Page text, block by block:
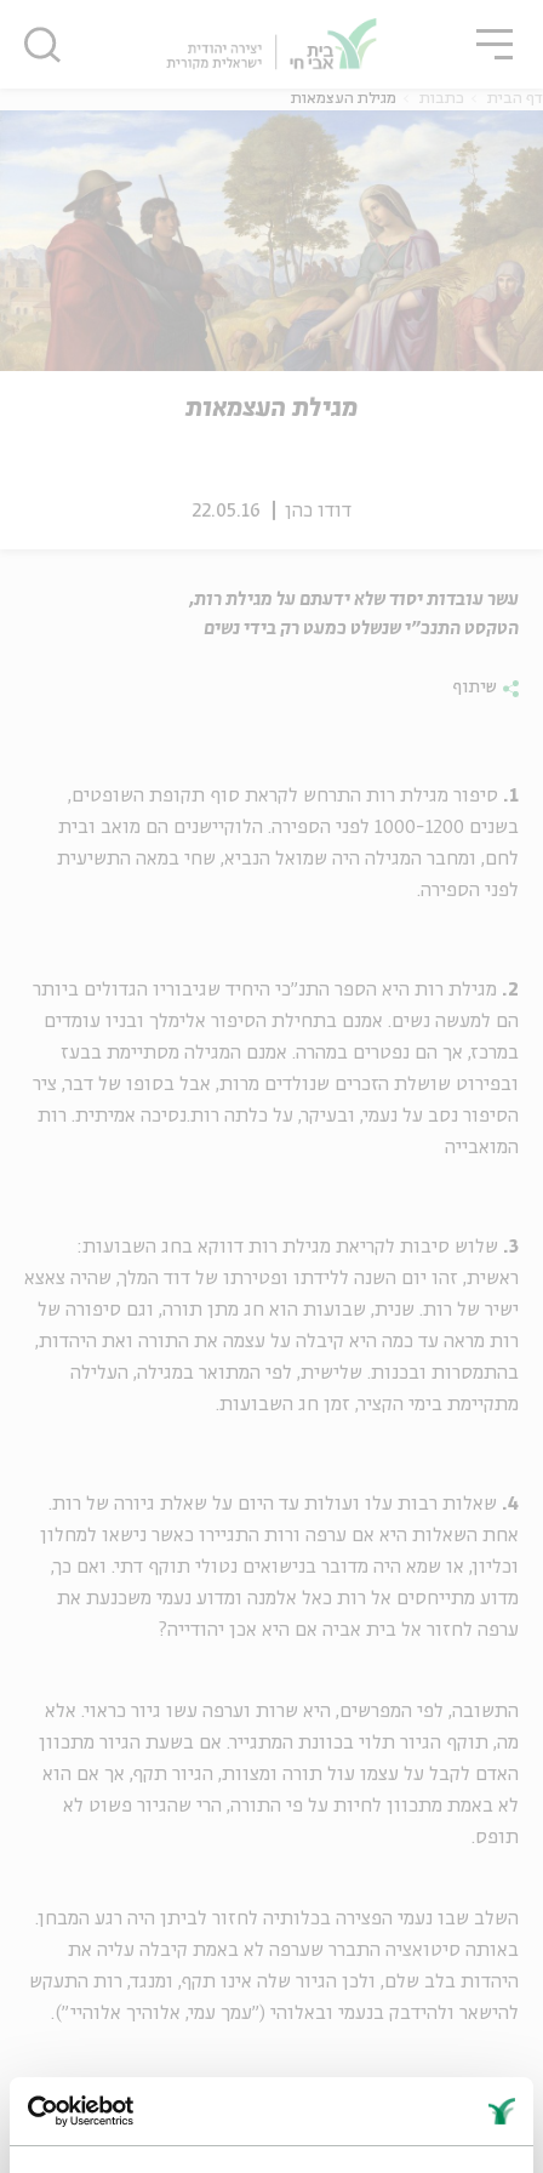
אנגלית
אנגלית
דף הבית כתבות מגילת העצמאות
מגילת העצמאות
דודו כהן 22.05.16
עשר עובדות יסוד שלא ידעתם על מגילת רות,
הטקסט התנכ"י שנשלט כמעט רק בידי נשים
שיתוף
1.
סיפור מגילת רות התרחש לקראת סוף תקופת השופטים,
בשנים 1000-1200 לפני הספירה. הלוקיישנים הם מואב ובית
לחם, ומחבר המגילה היה שמואל הנביא, שחי במאה התשיעית
לפני הספירה.
2.
מגילת רות היא הספר התנ"כי היחיד שגיבוריו הגדולים ביותר
הם למעשה נשים. אמנם בתחילת הסיפור אלימלך ובניו עומדים
במרכז, אך הם נפטרים במהרה. אמנם המגילה מסתיימת בבעז
ובפירוט שושלת הזכרים שנולדים מרות, אבל בסופו של דבר, ציר
הסיפור נסב על נעמי, ובעיקר, על כלתה רות. נסיכה אמיתית. רות
המואבייה
3.
שלוש סיבות לקריאת מגילת רות דווקא בחג השבועות:
ראשית, זהו יום השנה ללידתו ופטירתו של דוד המלך, שהיה צאצא
ישיר של רות. שנית, שבועות הוא חג מתן תורה, וגם סיפורה של
רות מראה עד כמה היא קיבלה על עצמה את התורה ואת היהדות,
בהתמסרות ובכנות. שלישית, לפי המתואר במגילה, העלילה
מתקיימת בימי הקציר, זמן חג השבועות.
4.
שאלות רבות עלו ועולות עד היום על שאלת גיורה של רות.
אחת השאלות היא אם ערפה ורות התגיירו כאשר נישאו למחלון
וכליון, או שמא היה מדובר בנישואים נטולי תוקף דתי. ואם כך,
מדוע מתייחסים אל רות כאל אלמנה ומדוע נעמי משכנעת את
ערפה לחזור אל בית אביה אם היא אכן יהודייה?
התשובה, לפי המפרשים, היא שרות וערפה עשו גיור כראוי. אלא
מה, תוקף הגיור תלוי בכוונת המתגייר. אם בשעת הגיור מתכוון
האדם לקבל על עצמו עול תורה ומצוות, הגיור תקף, אך אם הוא
לא באמת מתכוון לחיות על פי התורה, הרי שהגיור פשוט לא
תופס.
השלב שבו נעמי הפצירה בכלותיה לחזור לביתן היה רגע המבחן.
באותה סיטואציה התברר שערפה לא באמת קיבלה עליה את
היהדות בלב שלם, ולכן הגיור שלה אינו תקף, ומנגד, רות התעקש
להישאר ולהידבק בנעמי ובאלוהי ("עמך עמי, אלוהיך אלוהיי").
5. רות וערפה היו גיסות קרובות למדי, אך בסופו של דבר, הן
נפרדו באותו צומת דרכים. עשרות שנים לאחר מכן התקיים קרב
סגור